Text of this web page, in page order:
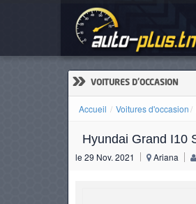
» VOITURES D'OCCASION
Accueil Voitures d'occasion
Hyundai Grand I10
le 29 Nov. 2021 Ariana
ACTUALITÉS